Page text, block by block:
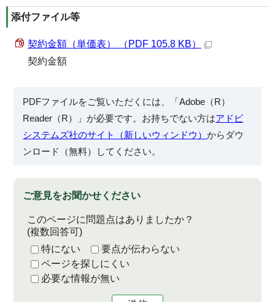
添付ファイル等
契約金額（単価表） （PDF 105.8 KB）
契約金額
PDFファイルをご覧いただくには、「Adobe（R）
Reader（R）」が必要です。お持ちでない方はアドビ
システムズ社のサイト（新しいウィンドウ）からダウ
ンロード（無料）してください。
ご意見をお聞かせください
このページに問題点はありましたか？
(複数回答可)
特にない
要点が伝わらない
ページを探しにくい
必要な情報が無い